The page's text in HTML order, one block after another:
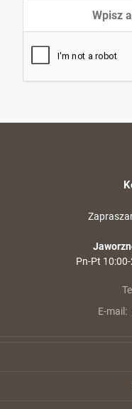
Pn-Pt
E-mail: